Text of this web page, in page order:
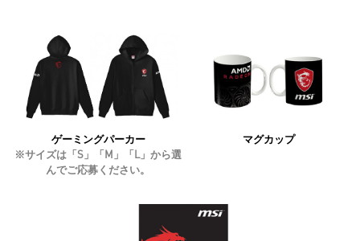
ゲーミングパーカー
※サイズは「S」「M」「L」から選
んでご応募ください。
マグカップ